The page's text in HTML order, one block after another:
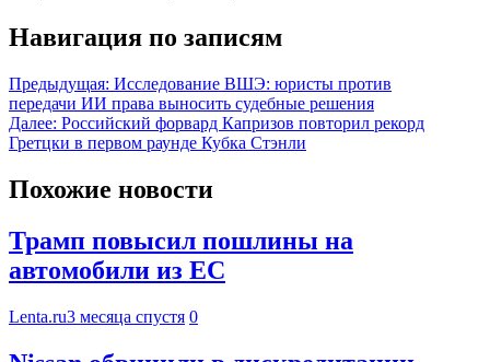
Навигация по записям
Предыдущая: Исследование ВШЭ: юристы против
передачи ИИ права выносить судебные решения
Далее: Российский форвард Капризов повторил рекорд
Гретцки в первом раунде Кубка Стэнли
Похожие новости
Трамп повысил пошлины на
автомобили из ЕС
Lenta.ru3 месяца спустя 0